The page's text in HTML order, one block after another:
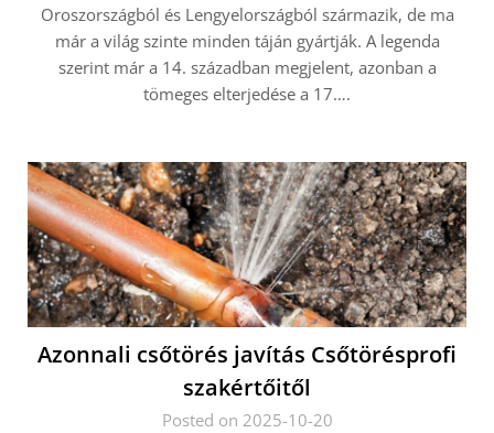
Oroszországból és Lengyelországból származik, de ma
már a világ szinte minden táján gyártják. A legenda
szerint már a 14. században megjelent, azonban a
tömeges elterjedése a 17….
Azonnali csőtörés javítás Csőtörésprofi
szakértőitől
Posted on 2025-10-20